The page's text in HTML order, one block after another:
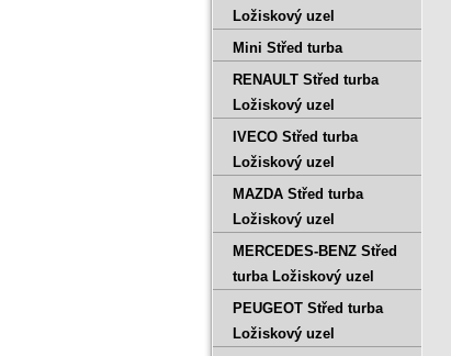
Ložiskový uzel
Mini Střed turba
RENAULT Střed turba
Ložiskový uzel
IVECO Střed turba
Ložiskový uzel
MAZDA Střed turba
Ložiskový uzel
MERCEDES-BENZ Střed
turba Ložiskový uzel
PEUGEOT Střed turba
Ložiskový uzel